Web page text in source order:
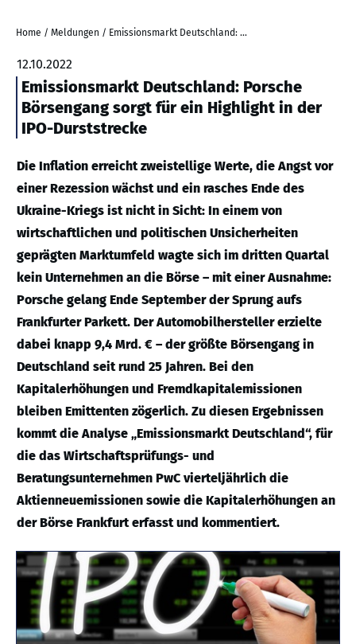
Home / Meldungen / Emissionsmarkt Deutschland: Porsche Börsengang sorgt für ein Highlight in der IPO-Durststrecke
12.10.2022
Emissionsmarkt Deutschland: Porsche
Börsengang sorgt für ein Highlight in der
IPO-Durststrecke
Die Inflation erreicht zweistellige Werte, die Angst vor
einer Rezession wächst und ein rasches Ende des
Ukraine-Kriegs ist nicht in Sicht: In einem von
wirtschaftlichen und politischen Unsicherheiten
geprägten Marktumfeld wagte sich im dritten Quartal
kein Unternehmen an die Börse – mit einer Ausnahme:
Porsche gelang Ende September der Sprung aufs
Frankfurter Parkett. Der Automobilhersteller erzielte
dabei knapp 9,4 Mrd. € – der größte Börsengang in
Deutschland seit rund 25 Jahren. Bei den
Kapitalerhöhungen und Fremdkapitalemissionen
bleiben Emittenten zögerlich. Zu diesen Ergebnissen
kommt die Analyse „Emissionsmarkt Deutschland“, für
die das Wirtschaftsprüfungs- und
Beratungsunternehmen PwC vierteljährlich die
Aktienneuemissionen sowie die Kapitalerhöhungen an
der Börse Frankfurt erfasst und kommentiert.